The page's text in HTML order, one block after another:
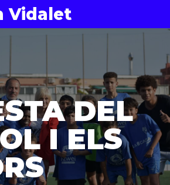
Vidalet
DEL
I ELS